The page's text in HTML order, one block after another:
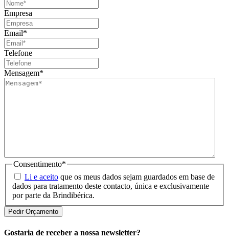
Empresa
Email*
Telefone
Mensagem*
Consentimento*
Li e aceito que os meus dados sejam guardados em base de
dados para tratamento deste contacto, única e exclusivamente
por parte da Brindibérica.
Gostaria de receber a nossa newsletter?